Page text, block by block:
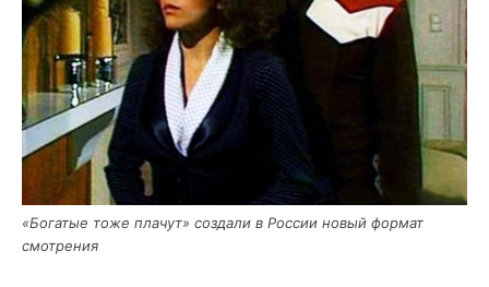
«Бога­тые тоже пла­чут» созда­ли в Рос­сии новый фор­мат
смотрения